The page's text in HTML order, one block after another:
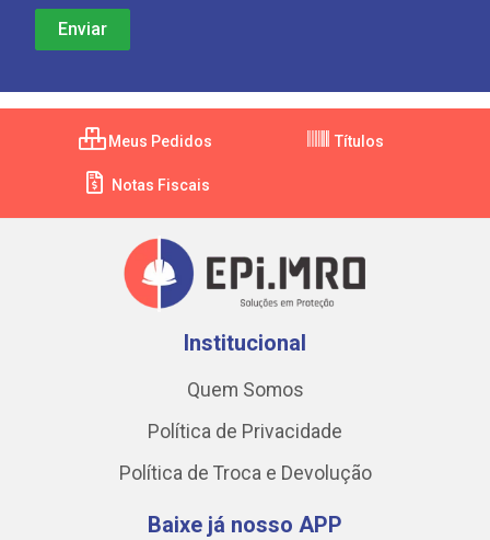
Meus Pedidos Títulos
Notas Fiscais
Institucional
Quem Somos
Política de Privacidade
Política de Troca e Devolução
Baixe já nosso APP